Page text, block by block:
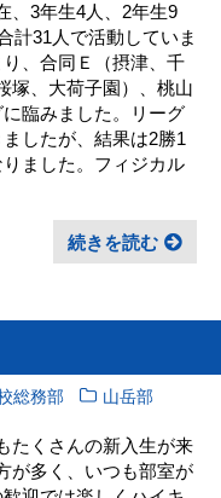
、3年生4人、2年生9
計31人で活動していま
、合同Ｅ（摂津、千
塚、大荷子園）、桃山
臨みました。リーグ
したが、結果は2勝1
ました。フィジカル
続きを読む
総務部 山岳部
たくさんの新入生が来
が多く、いつも部室が